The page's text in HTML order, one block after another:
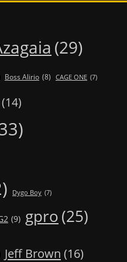
(29)
Boss Alirio (8) CAGE ONE (7)
(14)
Dygo Boy (7)
(9) gpro(25)
Jeff Brown (16)